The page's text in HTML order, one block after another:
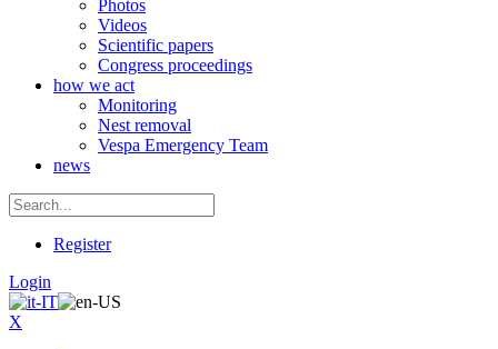
Photos
Videos
Scientific papers
Congress proceedings
how we act
Monitoring
Nest removal
Vespa Emergency Team
news
Register
Login
X